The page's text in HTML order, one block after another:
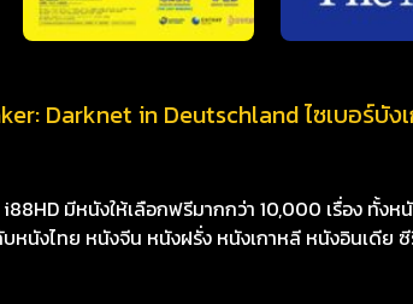
Darknet in Deutschland ไซเบอร์บั
มีหนังให้เลือกฟรีมากกว่า 10,000 เรื่อง ทั้ง
นังไทย หนังจีน หนังฝรั่ง หนังเกาหลี หนังอินเดีย